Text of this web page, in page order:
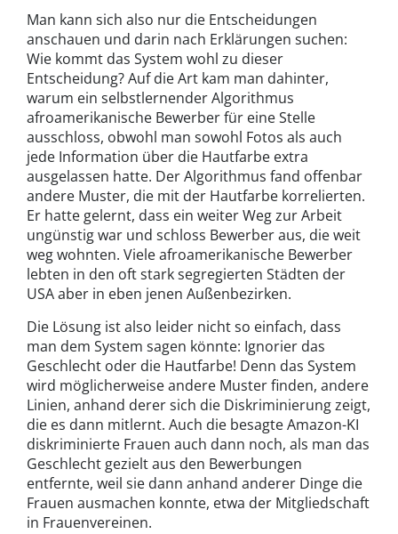
Man kann sich also nur die Entscheidungen
anschauen und darin nach Erklärungen suchen:
Wie kommt das System wohl zu dieser
Entscheidung? Auf die Art kam man dahinter,
warum ein selbstlernender Algorithmus
afroamerikanische Bewerber für eine Stelle
ausschloss, obwohl man sowohl Fotos als auch
jede Information über die Hautfarbe extra
ausgelassen hatte. Der Algorithmus fand offenbar
andere Muster, die mit der Hautfarbe korrelierten.
Er hatte gelernt, dass ein weiter Weg zur Arbeit
ungünstig war und schloss Bewerber aus, die weit
weg wohnten. Viele afroamerikanische Bewerber
lebten in den oft stark segregierten Städten der
USA aber in eben jenen Außenbezirken.
Die Lösung ist also leider nicht so einfach, dass
man dem System sagen könnte: Ignorier das
Geschlecht oder die Hautfarbe! Denn das System
wird möglicherweise andere Muster finden, andere
Linien, anhand derer sich die Diskriminierung zeigt,
die es dann mitlernt. Auch die besagte Amazon-KI
diskriminierte Frauen auch dann noch, als man das
Geschlecht gezielt aus den Bewerbungen
entfernte, weil sie dann anhand anderer Dinge die
Frauen ausmachen konnte, etwa der Mitgliedschaft
in Frauenvereinen.